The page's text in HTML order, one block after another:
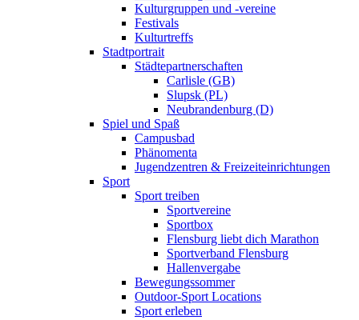
Kulturgruppen und -vereine
Festivals
Kulturtreffs
Stadtportrait
Städtepartnerschaften
Carlisle (GB)
Slupsk (PL)
Neubrandenburg (D)
Spiel und Spaß
Campusbad
Phänomenta
Jugendzentren & Freizeiteinrichtungen
Sport
Sport treiben
Sportvereine
Sportbox
Flensburg liebt dich Marathon
Sportverband Flensburg
Hallenvergabe
Bewegungssommer
Outdoor-Sport Locations
Sport erleben